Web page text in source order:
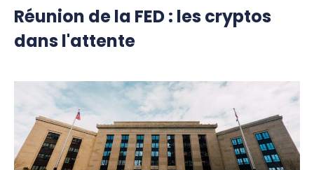
Réunion de la FED : les cryptos
dans l'attente